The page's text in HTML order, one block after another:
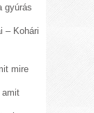
gyúrás
– Kohári
mire
amit